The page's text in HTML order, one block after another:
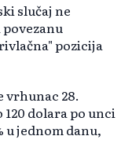
slučaj ne
pozicija
vrhunac 28.
dolara po unci
u jednom danu,